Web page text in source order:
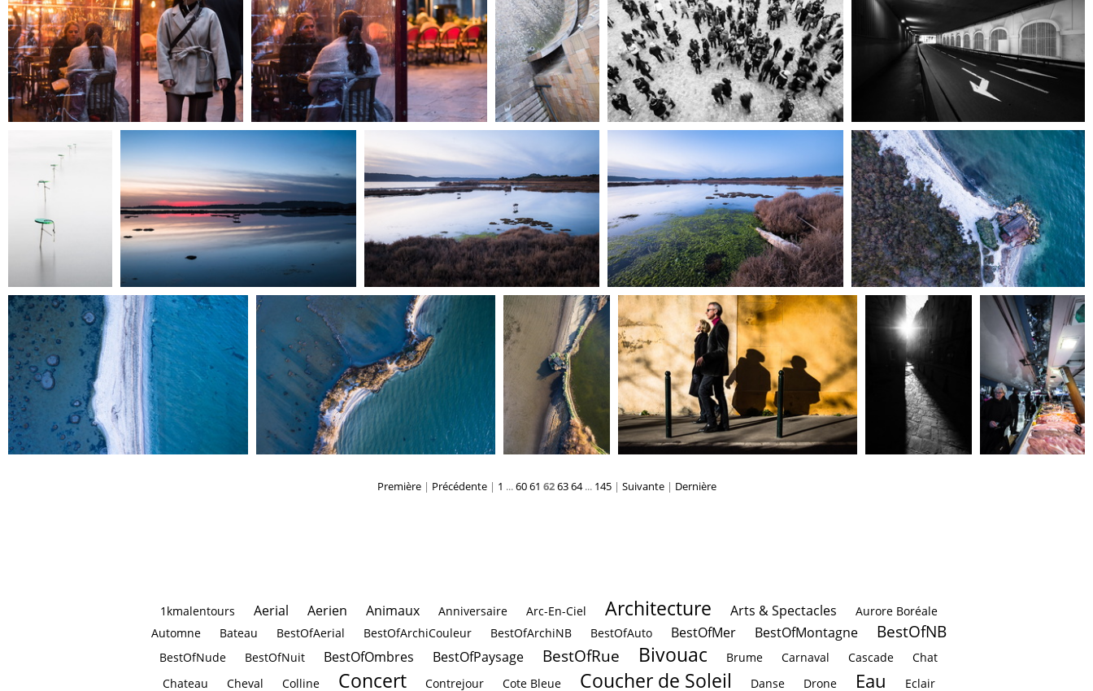
Première| Précédente| 1 ...6061 626364... 145 | Suivante | Dernière
1kmalentours Aerial Aerien Animaux Anniversaire Arc-En-Ciel Architecture Arts & Spectacles
Aurore Boréale
Automne
Bateau BestOfAerial BestOfArchiCouleur BestOfArchiNB BestOfAuto BestOfMer BestOfMontagne BestOfNB
BestOfNude BestOfNuit BestOfOmbres BestOfPaysage BestOfRue Bivouac Brume Carnaval Cascade
Chat
Chateau
Cheval Colline Concert Contrejour Cote Bleue Coucher de Soleil Danse Drone Eau Eclair